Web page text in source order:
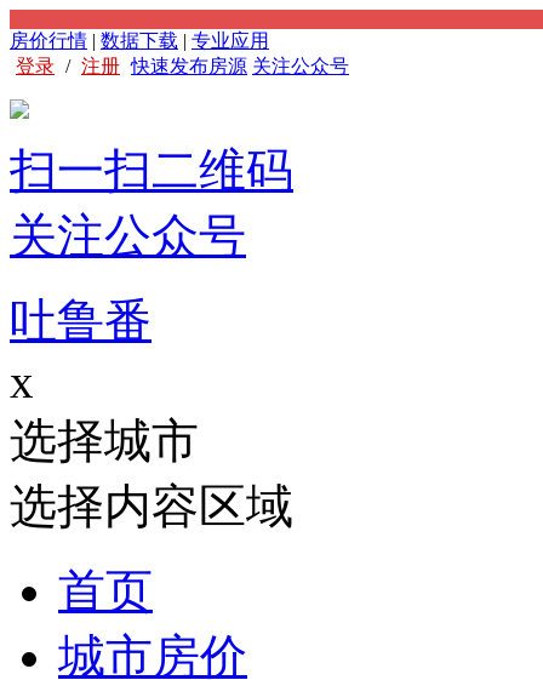
房价行情 | 数据下载 | 专业应用
登录 / 注册 快速发布房源 关注公众号
扫一扫二维码
关注公众号
吐鲁番
x
选择城市
选择内容区域
首页
城市房价